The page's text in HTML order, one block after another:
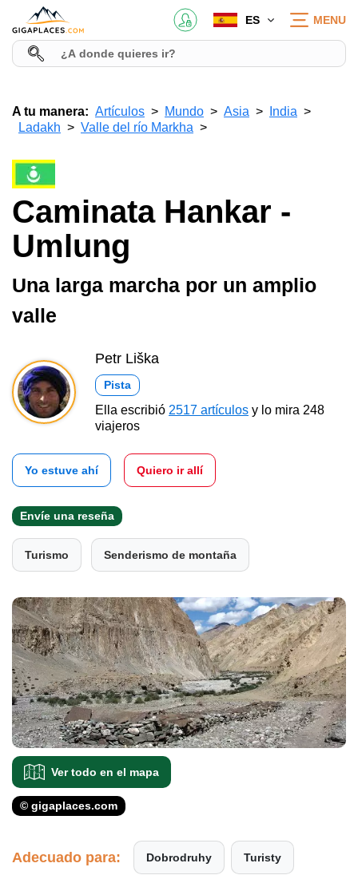
ES MENU
A tu manera: Artículos Mundo Asia
India
Ladakh
Valle del río Markha
Caminata Hankar -
Umlung
Una larga marcha por un amplio
valle
Petr Liška
Pista
Ella escribió 2517 artículos y lo mira 248
viajeros
Yo estuve ahí Quiero ir allí
Envíe una reseña
Turismo Senderismo de montaña
Ver todo en el mapa
© gigaplaces.com
Adecuado para: Dobrodruhy Turisty